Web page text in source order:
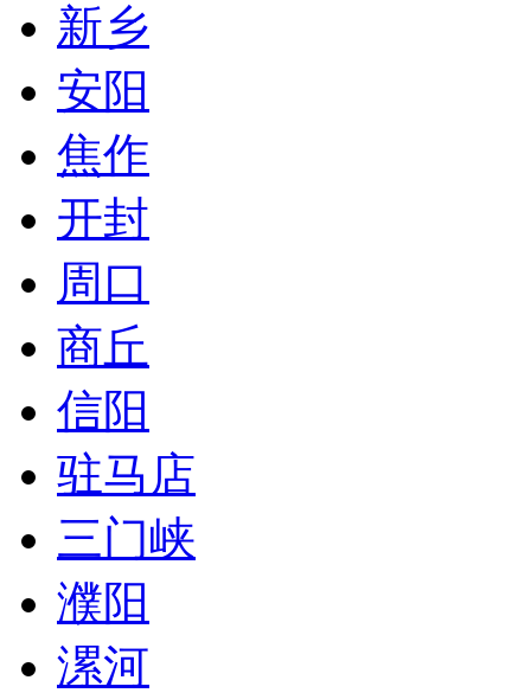
新乡
安阳
焦作
开封
周口
商丘
信阳
驻马店
三门峡
濮阳
漯河